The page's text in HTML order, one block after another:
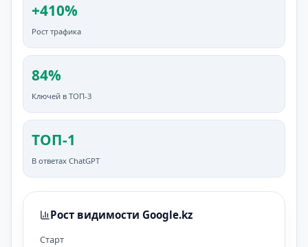
+410%
Рост трафика
84%
Ключей в ТОП-3
ТОП-1
В ответах ChatGPT
Рост видимости Google.kz
Старт